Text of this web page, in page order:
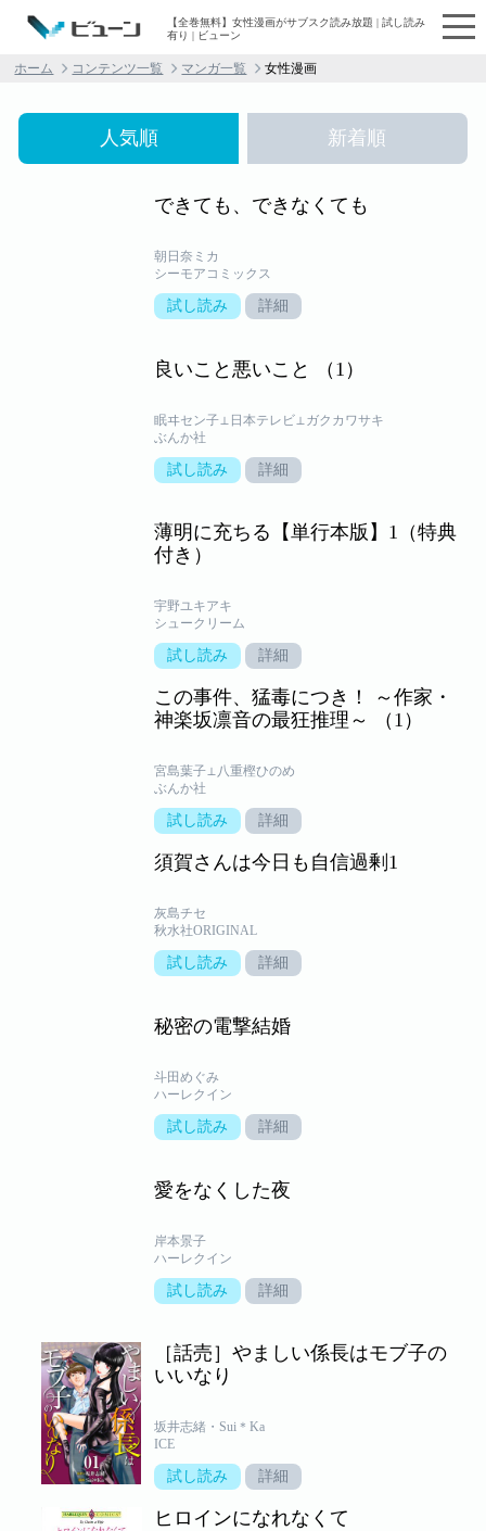
【全巻無料】女性漫画がサブスク読み放題 | 試し読み
有り | ビューン
ホーム コンテンツ一覧 マンガ一覧 女性漫画
人気順 新着順
できても、できなくても
朝日奈ミカ
シーモアコミックス
試し読み 詳細
良いこと悪いこと （1）
眠ヰセン子⊥日本テレビ⊥ガクカワサキ
ぶんか社
試し読み 詳細
薄明に充ちる【単行本版】1（特典
付き）
宇野ユキアキ
シュークリーム
試し読み 詳細
この事件、猛毒につき！ ～作家・
神楽坂凛音の最狂推理～ （1）
宮島葉子⊥八重樫ひのめ
ぶんか社
試し読み 詳細
須賀さんは今日も自信過剰1
灰島チセ
秋水社ORIGINAL
試し読み 詳細
秘密の電撃結婚
斗田めぐみ
ハーレクイン
試し読み 詳細
愛をなくした夜
岸本景子
ハーレクイン
試し読み 詳細
［話売］やましい係長はモブ子の
いいなり
坂井志緒・Sui＊Ka
ICE
試し読み 詳細
ヒロインになれなくて